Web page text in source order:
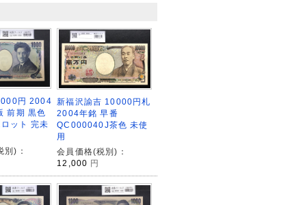
円 2004
前期 黒色
ット 完未
別)：
新福沢諭吉 10000円札
2004年銘 早番
QC000040J茶色 未使
用
会員価格(税別)：
12,000 円